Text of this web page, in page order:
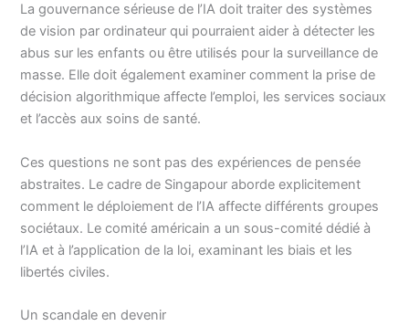
La gouvernance sérieuse de l’IA doit traiter des systèmes
de vision par ordinateur qui pourraient aider à détecter les
abus sur les enfants ou être utilisés pour la surveillance de
masse. Elle doit également examiner comment la prise de
décision algorithmique affecte l’emploi, les services sociaux
et l’accès aux soins de santé.
Ces questions ne sont pas des expériences de pensée
abstraites. Le cadre de Singapour aborde explicitement
comment le déploiement de l’IA affecte différents groupes
sociétaux. Le comité américain a un sous-comité dédié à
l’IA et à l’application de la loi, examinant les biais et les
libertés civiles.
Un scandale en devenir